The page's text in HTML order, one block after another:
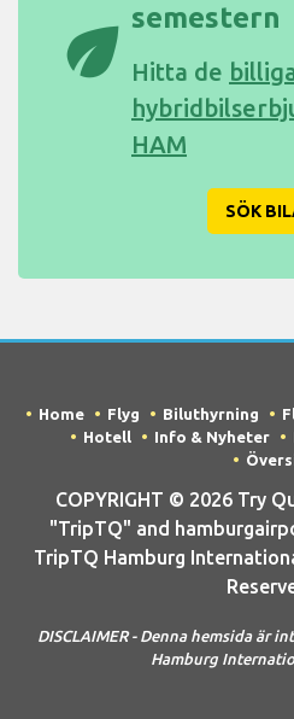
eco semestern
Hitta de
HAM
SÖK
Home Flyg Biluthyrning
Hotell
Info & Nyheter
COPYRIGHT © 2026 Try
"TripTQ" and
TripTQ Hamburg
DISCLAIMER - Denna hemsida är
Hamburg